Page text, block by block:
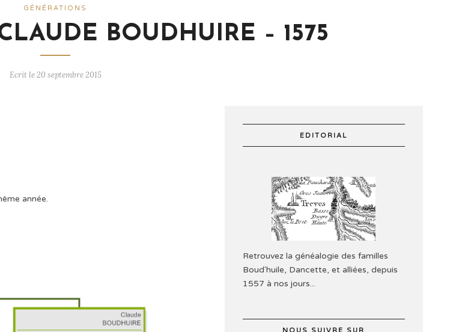
GÉNÉRATIONS
BOUDHUIRE – 1575
Ecrit le 20 septembre 2015
année.
EDITORIAL
Retrouvez la généalogie des familles
Boud'huile, Dancette, et alliées, depuis
1557 à nos jours...